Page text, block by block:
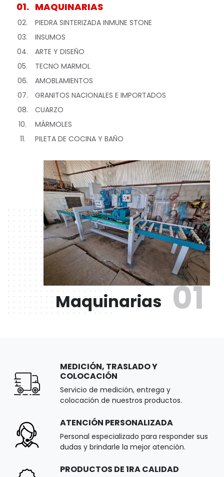
01. MAQUINARIAS
02.
PIEDRA SINTERIZADA INMUNE STONE
03.
INSUMOS
04.
ARTE Y DISEÑO
05.
TECNO MARMOL
06.
AMOBLAMIENTOS
07.
GRANITOS NACIONALES E IMPORTADOS
08.
CUARZO
10.
MÁRMOLES
11.
PILETA DE COCINA Y BAÑO
Maquinarias 01
MEDICIÓN, TRASLADO Y
COLOCACIÓN
Servicio de medición, entrega y
colocación de nuestros productos.
ATENCIÓN PERSONALIZADA
Personal especializado para responder sus
dudas y brindarle la mejor atención.
PRODUCTOS DE 1RA CALIDAD